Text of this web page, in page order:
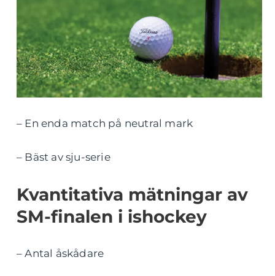
– En enda match på neutral mark
– Bäst av sju-serie
Kvantitativa mätningar av
SM-finalen i ishockey
– Antal åskådare